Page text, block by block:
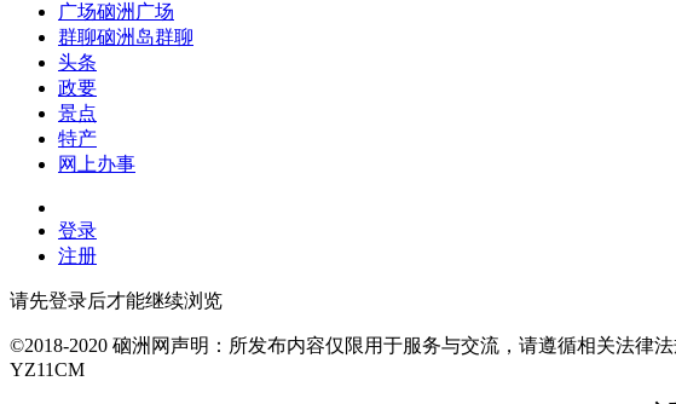
广场硇洲广场
群聊硇洲岛群聊
头条
政要
景点
特产
网上办事
登录
注册
请先登录后才能继续浏览
©2018-2020 硇洲网声明：所发布内容仅限用于服务与交流，请遵循相关法律
YZ11CM